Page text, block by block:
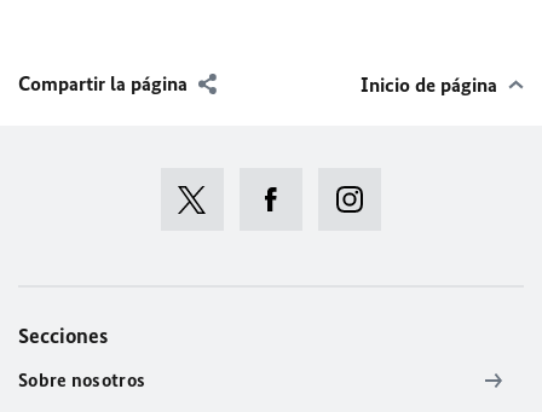
Compartir la página Inicio de página
Secciones
Sobre nosotros